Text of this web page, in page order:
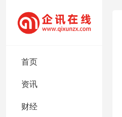
首页
资讯
财经